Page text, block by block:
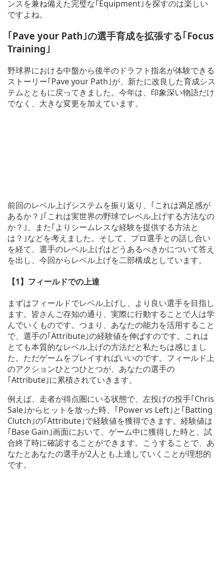
ンスを兼ね備えた完璧な｢Equipment｣を探すのは楽しい
ですよね。
｢Pave your Path｣の選手育成を拡張する｢Focus
Training｣
野球界における中盤から後半のドラフト指名が体験できる
ストーリー｢Pave your Path｣が、新たに改良した育成シス
テムとともに戻ってきました。今年は、印象深い物語だけ
でなく、大きな変更を加えています。
前回のレベル上げシステムを振り返り、｢これは満足感が
あるか？｣｢これは実世界の野球でレベル上げする方法なの
か？｣、また｢よりシームレスな経験を提供する方法と
は？｣などを考えました。そして、プロ選手との話し合い
を経て、選手のレベル上げはどうあるべきかについて答え
を出し、今回からレベル上げを二部構成としています。
【1】フィールドでの上達
まずはフィールドでレベル上げし、より良い選手を目指し
ます。皆さんご存知の通り、実際に行動することで人は学
んでいくものです。つまり、あなたの能力を活用すること
で、選手の｢Attribute｣の経験値を伸ばすのです。これは
とても本質的なレベル上げの方法だと私たちは感じまし
た。ただゲームをプレイすればいいのです。フィールド上
のアクションひとつひとつが、あなたの選手の
｢Attribute｣に累積されていきます。
例えば、走者が得点圏にいる状態で、左投げの投手｢Chris
Sale｣からヒットを放った時、｢Power vs Left｣と｢Batting
Clutch｣の｢Attribute｣で経験値を獲得できます。経験値は
｢Base Gain｣画面において、ゲーム中に獲得した時と、試
合終了時に確認することができます。こうすることで、あ
なたとあなたの選手が2人とも上達していくことが理想的
です。